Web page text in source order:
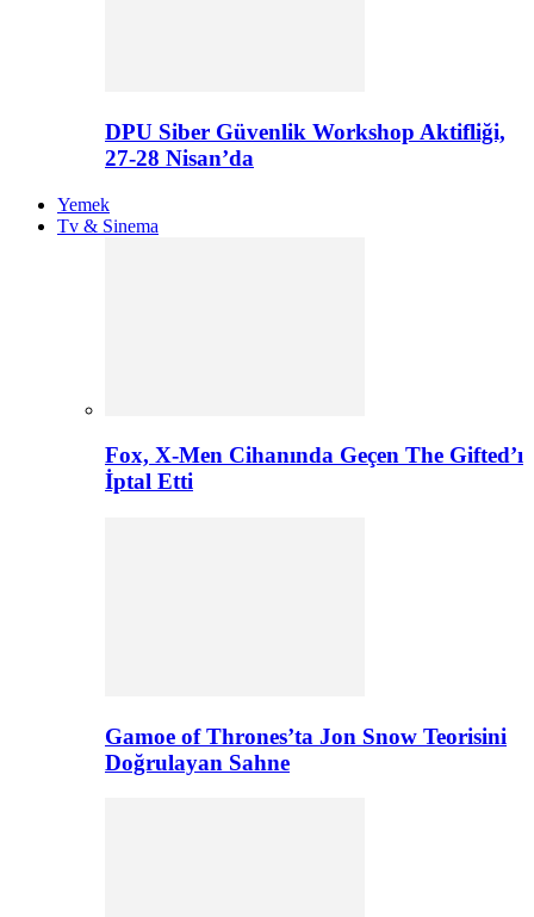
DPU Siber Güvenlik Workshop Aktifliği,
27-28 Nisan’da
Yemek
Tv & Sinema
Fox, X-Men Cihanında Geçen The Gifted’ı
İptal Etti
Gamoe of Thrones’ta Jon Snow Teorisini
Doğrulayan Sahne